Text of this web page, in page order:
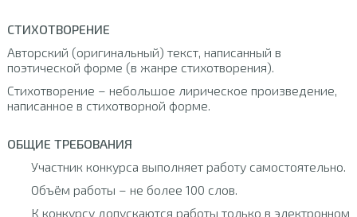
СТИХОТВОРЕНИЕ
Авторский (оригинальный) текст, написанный в
поэтической форме (в жанре стихотворения).
Стихотворение – небольшое лирическое произведение,
написанное в стихотворной форме.
ОБЩИЕ ТРЕБОВАНИЯ
Участник конкурса выполняет работу самостоятельно.
Объём работы – не более 100 слов.
К конкурсу допускаются работы только в электронном